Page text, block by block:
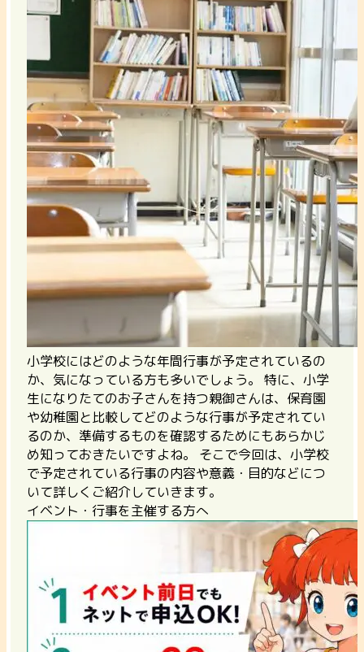
小学校にはどのような年間行事が予定されているの
か、気になっている方も多いでしょう。 特に、小学
生になりたてのお子さんを持つ親御さんは、保育園
や幼稚園と比較してどのような行事が予定されてい
るのか、準備するものを確認するためにもあらかじ
め知っておきたいですよね。 そこで今回は、小学校
で予定されている行事の内容や意義・目的などにつ
いて詳しくご紹介していきます。
イベント・行事を主催する方へ